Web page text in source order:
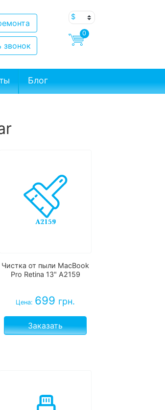
звонок
0
Блог
Чистка от пыли MacBook
Pro Retina 13" A2159
Цена: 699 грн.
Заказать